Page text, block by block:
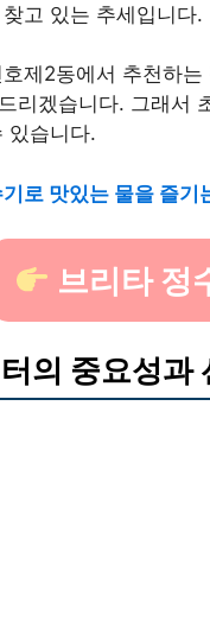
고 있는 추세입니다.
제2동에서 추천하
리겠습니다. 그래서
있습니다.
로 맛있는 물을 즐기
브리타 정
의 중요성과